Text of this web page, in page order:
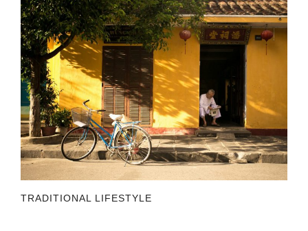
TRADITIONAL LIFESTYLE